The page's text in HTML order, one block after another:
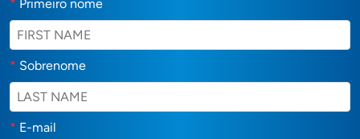
* Primeiro nome
* Sobrenome
* E-mail